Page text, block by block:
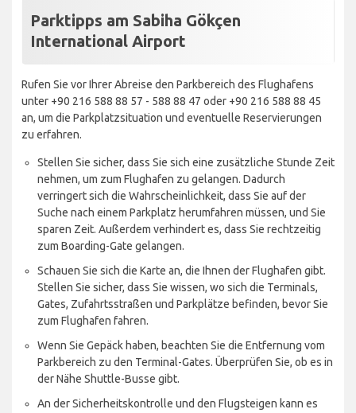
Parktipps am Sabiha Gökçen
International Airport
Rufen Sie vor Ihrer Abreise den Parkbereich des Flughafens
unter +90 216 588 88 57 - 588 88 47 oder +90 216 588 88 45
an, um die Parkplatzsituation und eventuelle Reservierungen
zu erfahren.
Stellen Sie sicher, dass Sie sich eine zusätzliche Stunde Zeit
nehmen, um zum Flughafen zu gelangen. Dadurch
verringert sich die Wahrscheinlichkeit, dass Sie auf der
Suche nach einem Parkplatz herumfahren müssen, und Sie
sparen Zeit. Außerdem verhindert es, dass Sie rechtzeitig
zum Boarding-Gate gelangen.
Schauen Sie sich die Karte an, die Ihnen der Flughafen gibt.
Stellen Sie sicher, dass Sie wissen, wo sich die Terminals,
Gates, Zufahrtsstraßen und Parkplätze befinden, bevor Sie
zum Flughafen fahren.
Wenn Sie Gepäck haben, beachten Sie die Entfernung vom
Parkbereich zu den Terminal-Gates. Überprüfen Sie, ob es in
der Nähe Shuttle-Busse gibt.
An der Sicherheitskontrolle und den Flugsteigen kann es